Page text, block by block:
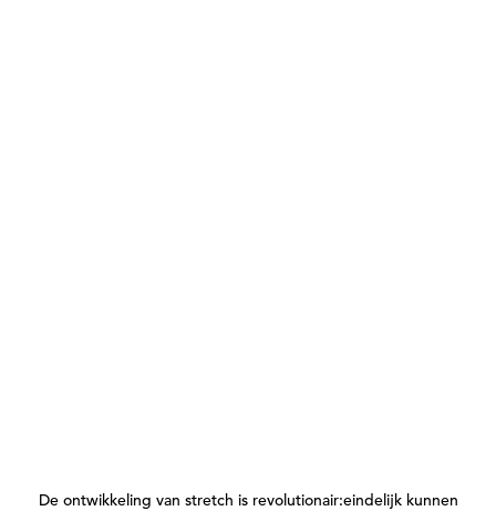
De ontwikkeling van stretch is revolutionair:eindelijk kunnen